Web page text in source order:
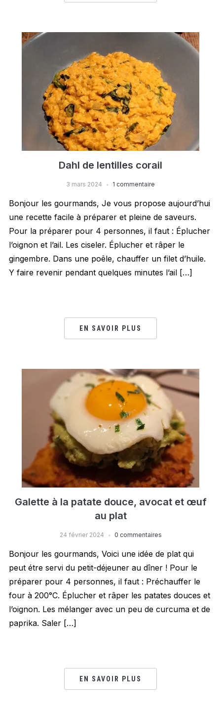
Dahl de lentilles corail
3 mars 2024 1 commentaire
Bonjour les gourmands, Je vous propose aujourd’hui
une recette facile à préparer et pleine de saveurs.
Pour la préparer pour 4 personnes, il faut : Éplucher
l’oignon et l’ail. Les ciseler. Éplucher et râper le
gingembre. Dans une poêle, chauffer un filet d’huile.
Y faire revenir pendant quelques minutes l’ail […]
EN SAVOIR PLUS
Galette à la patate douce, avocat et œuf
au plat
24 février 2024 0 commentaires
Bonjour les gourmands, Voici une idée de plat qui
peut étre servi du petit-déjeuner au dîner ! Pour le
préparer pour 4 personnes, il faut : Préchauffer le
four à 200°C. Éplucher et râper les patates douces et
l’oignon. Les mélanger avec un peu de curcuma et de
paprika. Saler […]
EN SAVOIR PLUS